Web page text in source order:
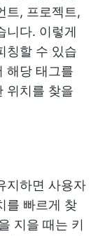
트, 프로젝트,
니다. 이렇게
칭할 수 있습
해당 태그를
위치를 찾을
지하면 사용자
를 빠르게 찾
지을 때는 키